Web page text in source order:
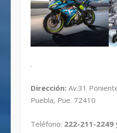
.
Dirección: Av.31
Puebla, Pue. 72410
Teléfono: 222-211-2249